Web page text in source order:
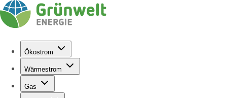
Ökostrom
Wärmestrom
Gas